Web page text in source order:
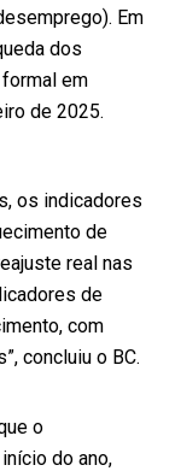
Em
dos
em
de 2025.
os indicadores
de
real nas
de
com
concluiu o BC.
o
do ano,